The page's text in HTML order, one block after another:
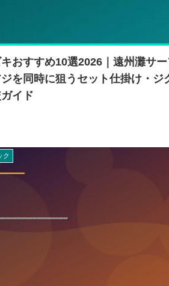
おすすめ10選2026｜遠州灘サ
を同時に狙うセット仕掛け・ジ
イド
ク